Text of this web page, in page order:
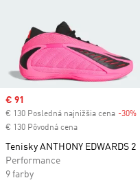
Sale price
€ 91
€ 130 Posledná najnižšia cena -30%
€ 130 Pôvodná cena
Tenisky ANTHONY EDWARDS 2
Performance
9 farby